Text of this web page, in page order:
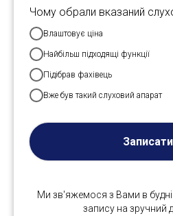
Чому обрали вказаний
Влаштовує ціна
Найбільш підходящі функції
Підібрав фахівець
Вже був такий слуховий апарат
Ми зв'яжемося з Вами в будні
запису на зручний